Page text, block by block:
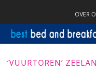
OVER
‘VUURTOREN’